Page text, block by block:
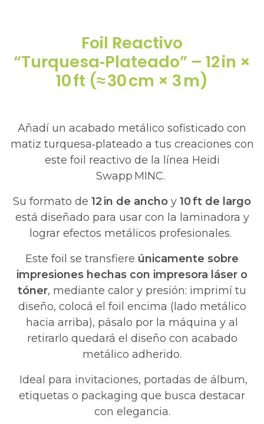
Foil Reactivo
“Turquesa‑Plateado” – 12 in ×
10 ft (≈ 30 cm × 3 m)
Añadí un acabado metálico sofisticado con
matiz turquesa‑plateado a tus creaciones con
este foil reactivo de la línea Heidi
Swapp MINC.
Su formato de 12 in de ancho y 10 ft de largo
está diseñado para usar con la laminadora y
lograr efectos metálicos profesionales.
Este foil se transfiere únicamente sobre
impresiones hechas con impresora láser o
tóner, mediante calor y presión: imprimí tu
diseño, colocá el foil encima (lado metálico
hacia arriba), pásalo por la máquina y al
retirarlo quedará el diseño con acabado
metálico adherido.
Ideal para invitaciones, portadas de álbum,
etiquetas o packaging que busca destacar
con elegancia.